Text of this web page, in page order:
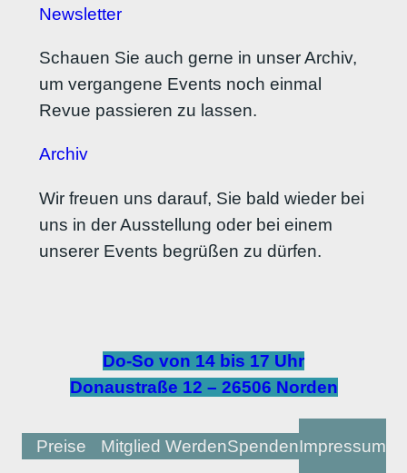
Newsletter
Schauen Sie auch gerne in unser Archiv,
um vergangene Events noch einmal
Revue passieren zu lassen.
Archiv
Wir freuen uns darauf, Sie bald wieder bei
uns in der Ausstellung oder bei einem
unserer Events begrüßen zu dürfen.
Do-So von 14 bis 17 Uhr
Donaustraße 12 – 26506 Norden
Preise Mitglied WerdenSpendenImpressum